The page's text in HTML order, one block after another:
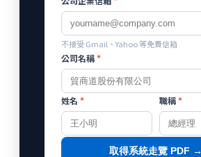
不接受 Gmail、Yahoo 等免費信箱
公司名稱*
姓名 * 職稱*
取得系統走覽 PDF →